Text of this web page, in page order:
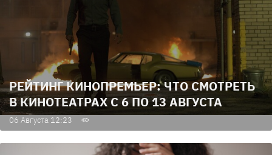
РЕЙТИНГ КИНОПРЕМЬЕР: ЧТО СМОТРЕТЬ
В КИНОТЕАТРАХ С 6 ПО 13 АВГУСТА
06 Августа 12:23